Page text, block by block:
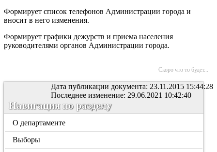
Формирует список телефонов Администрации города и
вносит в него изменения.
Формирует графики дежурств и приема населения
руководителями органов Администрации города.
Скоро что то будет...
Дата публикации документа: 23.11.2015 15:44:28
Последнее изменение: 29.06.2021 10:42:40
Навигация по разделу
О департаменте
Выборы